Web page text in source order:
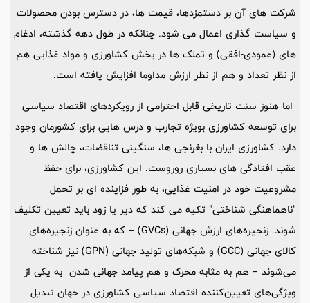
شرکت های آن بر دستمزدها، قیمت ها، در دسترس بودن محصولات
و سیاست گذاری اعمال می شود. چنانکه در طول دهه گذشته، ادغام
های (عمودی-افقی) و تملک ها در بخش کشاورزی و مواد غذایی هم
از نظر تعداد و هم از نظر ارزش مداوما افزایش یافته است.
اما هنوز سنت تاریخی قابل احترامی از رویکردهای اقتصاد سیاسی
برای توسعه کشاورزی بویژه تجارب و درس هایی برای کشورمان وجود
دارد. کشاورزی ایران با بغرنجی ها، سنگینی تناقضات، چالش ها و
عقب افتادگی های بسیاری روروست. این کشاورزی، برای حفظ
مشروعیت خود در امنیت غذایی، به طور فزاینده ای بر تحمل
"ناهماهنگی شناختی" تکیه می کند که دیر یا زود باید تعیین تکلیف
شوند. زنجیره‌های ارزش جهانی (GVCs) – که به عنوان زنجیره‌های
کالای جهانی (GCC) و شبکه‌های تولید جهانی (GPN) نیز شناخته
می‌شوند – هم به مثابه محرک و هم پیامد جهانی شدن به یکی از
ویژگی‌های تعیین‌کننده اقتصاد سیاسی کشاورزی در جهان تبدیل